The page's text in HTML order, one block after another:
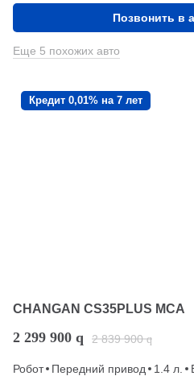
Позвонить в
Еще 5 похожих авто
Кредит 0,01% на 7 лет
CHANGAN CS35PLUS MCA
2 299 900 q 2 839 900 q
Робот Передний привод 1.4 л.